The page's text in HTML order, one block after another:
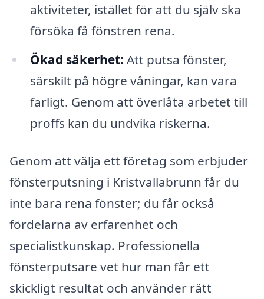
aktiviteter, istället för att du själv ska
försöka få fönstren rena.
Ökad säkerhet: Att putsa fönster,
särskilt på högre våningar, kan vara
farligt. Genom att överlåta arbetet till
proffs kan du undvika riskerna.
Genom att välja ett företag som erbjuder
fönsterputsning i Kristvallabrunn får du
inte bara rena fönster; du får också
fördelarna av erfarenhet och
specialistkunskap. Professionella
fönsterputsare vet hur man får ett
skickligt resultat och använder rätt